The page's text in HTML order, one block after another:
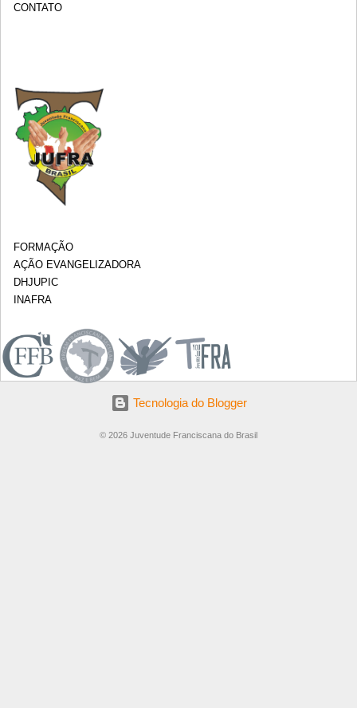
CONTATO
FORMAÇÃO
AÇÃO EVANGELIZADORA
DHJUPIC
INAFRA
Tecnologia do Blogger
© 2026 Juventude Franciscana do Brasil